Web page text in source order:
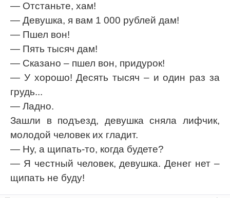
— Отстаньте, хам!
— Девушка, я вам 1 000 рублей дам!
— Пшел вон!
— Пять тысяч дам!
— Сказано – пшел вон, придурок!
— У хорошо! Десять тысяч – и один раз за
грудь...
— Ладно.
Зашли в подъезд, девушка сняла лифчик,
молодой человек их гладит.
— Ну, а щипать-то, когда будете?
— Я честный человек, девушка. Денег нет –
щипать не буду!